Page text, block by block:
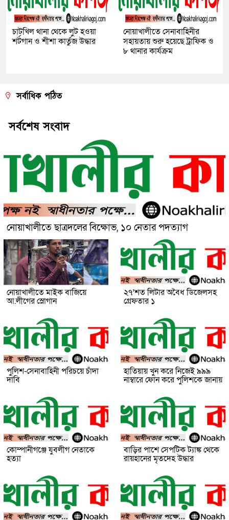
চাটখিল থানা থেকে লুট হওয়া
শর্টগান ও শীশা কার্তুজ উদ্ধার
নোয়াখালীতে সেনাবাহিনীর
সহায়তায় শুরু হয়েছে ট্রাফিক ও
৮ থানার কার্যক্রম
সর্বাধিক পঠিত
সর্বশেষ সংবাদ
নোয়াখালীতে ছাত্রদলের বিক্ষোভ, ১০ নেতার পদত্যাগ
নোয়াখালীতে মাইক বাজিয়ে
আ.লীগের স্লোগান
২৭’শত লিটার অবৈধ ডিজেলসহ
গ্রেফতার ১
পুলিশ-সেনাবাহিনী পরিচয়ে চাঁদা
দাবি
হাতিয়ায় খুন করে নিজেই ৯৯৯
নাম্বারে ফোন করে পুলিশকে জানায়
কোম্পানীগঞ্জে যুবলীগ নেতাকে
হত্যা
বাড়ির পাশে সেপটিক ট্যাঙ্ক থেকে
রায়হানের মৃতদেহ উদ্ধার